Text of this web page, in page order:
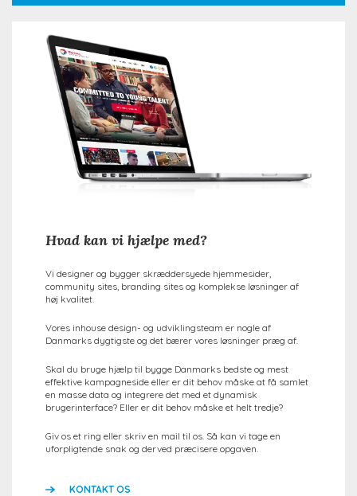
Hvad kan vi hjælpe med?
Vi designer og bygger skræddersyede hjemmesider,
community sites, branding sites og komplekse løsninger af
høj kvalitet.
Vores inhouse design- og udviklingsteam er nogle af
Danmarks dygtigste og det bærer vores løsninger præg af.
Skal du bruge hjælp til bygge Danmarks bedste og mest
effektive kampagneside eller er dit behov måske at få samlet
en masse data og integrere det med et dynamisk
brugerinterface? Eller er dit behov måske et helt tredje?
Giv os et ring eller skriv en mail til os. Så kan vi tage en
uforpligtende snak og derved præcisere opgaven.
KONTAKT OS